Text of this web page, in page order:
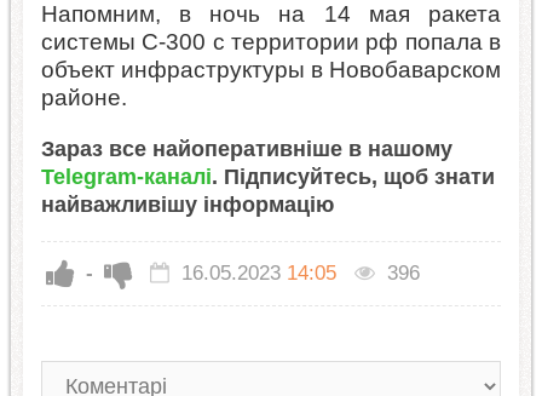
Напомним, в ночь на 14 мая ракета
системы С-300 с территории рф попала в
объект инфраструктуры в Новобаварском
районе.
Зараз все найоперативніше в нашому
Telegram-каналі. Підписуйтесь, щоб знати
найважливішу інформацію
- 16.05.2023 14:05 396